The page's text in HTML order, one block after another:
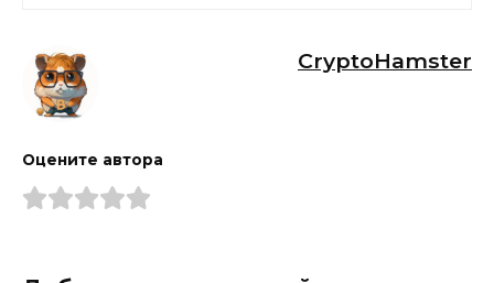
CryptoHamster
Оцените автора